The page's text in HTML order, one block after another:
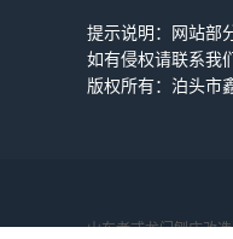
提示说明：网站部
如有侵权请联系我
版权所有：泊头市
山东老式龙门刨床改